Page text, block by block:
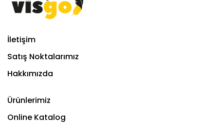
İletişim
Satış Noktalarımız
Hakkımızda
Ürünlerimiz
Online Katalog